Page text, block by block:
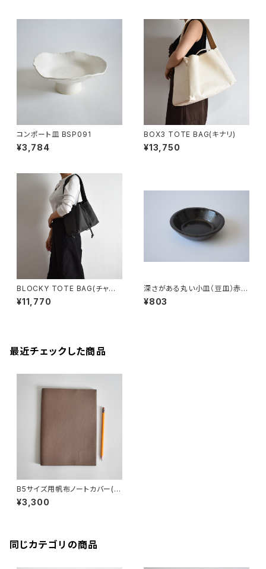
コンポート皿 BSP091
¥3,784
BOX3 TOTE BAG(キナリ)
¥13,750
BLOCKY TOTE BAG(チャコ
ール/グレー)
¥11,770
深さがある丸い小皿（豆皿）赤土
×錆釉
¥803
最近チェックした商品
B5サイズ用帆布ノートカバー(マ
ットブラウン)
¥3,300
同じカテゴリの商品